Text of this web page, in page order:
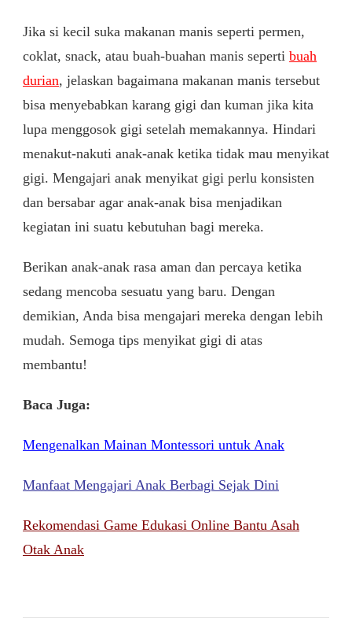
Jika si kecil suka makanan manis seperti permen,
coklat, snack, atau buah-buahan manis seperti buah
durian, jelaskan bagaimana makanan manis tersebut
bisa menyebabkan karang gigi dan kuman jika kita
lupa menggosok gigi setelah memakannya. Hindari
menakut-nakuti anak-anak ketika tidak mau menyikat
gigi. Mengajari anak menyikat gigi perlu konsisten
dan bersabar agar anak-anak bisa menjadikan
kegiatan ini suatu kebutuhan bagi mereka.
Berikan anak-anak rasa aman dan percaya ketika
sedang mencoba sesuatu yang baru. Dengan
demikian, Anda bisa mengajari mereka dengan lebih
mudah. Semoga tips menyikat gigi di atas
membantu!
Baca Juga:
Mengenalkan Mainan Montessori untuk Anak
Manfaat Mengajari Anak Berbagi Sejak Dini
Rekomendasi Game Edukasi Online Bantu Asah
Otak Anak